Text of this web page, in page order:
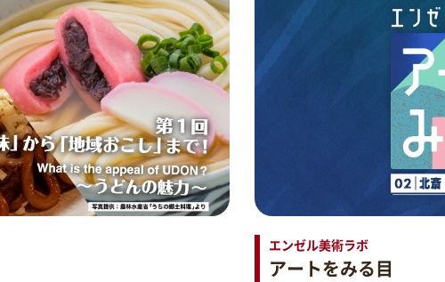
エンゼル美術ラボ
アートをみる目